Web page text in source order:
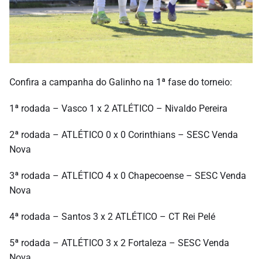
Confira a campanha do Galinho na 1ª fase do torneio:
1ª rodada – Vasco 1 x 2 ATLÉTICO – Nivaldo Pereira
2ª rodada – ATLÉTICO 0 x 0 Corinthians – SESC Venda
Nova
3ª rodada – ATLÉTICO 4 x 0 Chapecoense – SESC Venda
Nova
4ª rodada – Santos 3 x 2 ATLÉTICO – CT Rei Pelé
5ª rodada – ATLÉTICO 3 x 2 Fortaleza – SESC Venda